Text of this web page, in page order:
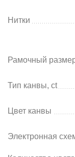
Нитки
Рамочный
Тип канвы, ct
Цвет канвы
Электронная